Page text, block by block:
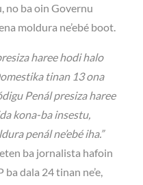
no ba oin Governu
moldura ne’ebé boot.
haree hodi halo
tinan 13 ona
Penál presiza haree
kona-ba insestu,
penál ne’ebé iha.”
ba jornalista hafoin
dala 24 tinan ne’e,